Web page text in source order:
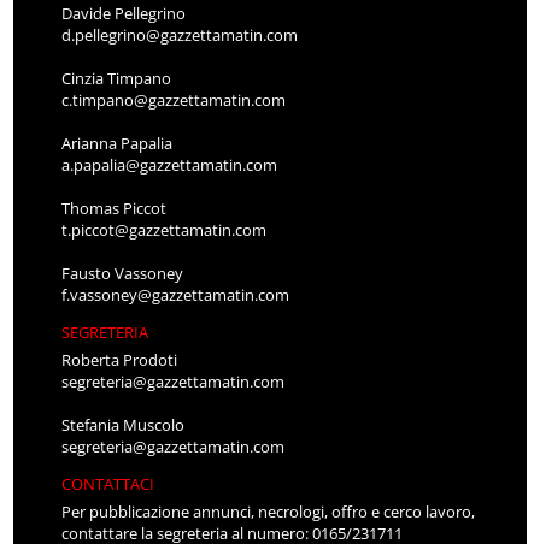
Davide Pellegrino
d.pellegrino@gazzettamatin.com
Cinzia Timpano
c.timpano@gazzettamatin.com
Arianna Papalia
a.papalia@gazzettamatin.com
Thomas Piccot
t.piccot@gazzettamatin.com
Fausto Vassoney
f.vassoney@gazzettamatin.com
SEGRETERIA
Roberta Prodoti
segreteria@gazzettamatin.com
Stefania Muscolo
segreteria@gazzettamatin.com
CONTATTACI
Per pubblicazione annunci, necrologi, offro e cerco lavoro,
contattare la segreteria al numero: 0165/231711